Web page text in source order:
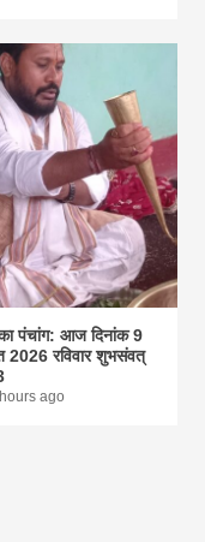
पंचांग: आज दिनांक 9
2026 रविवार शुभसंवत्
ago